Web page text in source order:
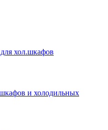
хол.шкафов
и холодильных